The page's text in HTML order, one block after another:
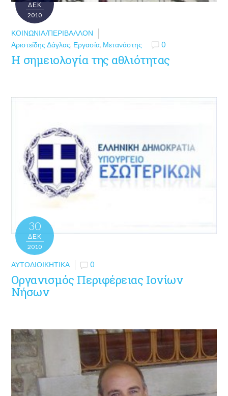
ΔΕΚ
2010
ΚΟΙΝΩΝΊΑ/ΠΕΡΙΒΆΛΛΟΝ
Αριστείδης Δάγλας, Εργασία, Μετανάστης 0
Η σημειολογία της αθλιότητας
30
ΔΕΚ
2010
ΑΥΤΟΔΙΟΙΚΗΤΙΚΆ 0
Οργανισμός Περιφέρειας Ιονίων
Νήσων